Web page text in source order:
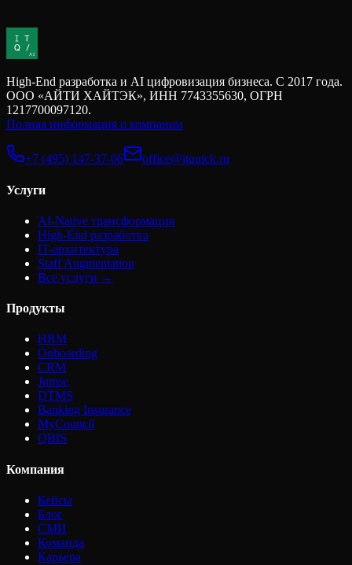
Готовы обсудить
High-End разработка и AI цифровизация бизнеса. С 2017 года.
ООО «АЙТИ ХАЙТЭК», ИНН 7743355630, ОГРН
1217700097120.
Полная информация о компании
+7 (495) 147-37-06 office@itquick.ru
Услуги
AI-Native трансформация
High-End разработка
IT-архитектура
Staff Augmentation
Все услуги →
Продукты
HRM
Onboarding
CRM
Jumse
DTMS
Banking Insurance
MyCouncil
QBIS
Компания
Кейсы
Блог
СМИ
Команда
Карьера